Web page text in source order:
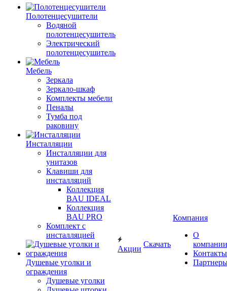
Полотенцесушители
Водяной
полотенцесушитель
Электрический
полотенцесушитель
Мебель
Зеркала
Зеркало-шкаф
Комплекты мебели
Пеналы
Тумба под
раковину
Инсталляции
Инсталляции для
унитазов
Клавиши для
инсталляций
Коллекция
BAU IDEAL
Коллекция
BAU PRO
Комплект с
инсталляцией
Душевые уголки и
ограждения
Душевые уголки
Акции
Скачать
Компания
О
компании
Контакты